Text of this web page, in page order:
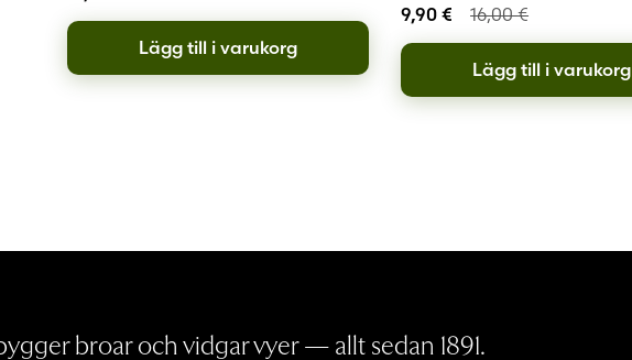
Lägg till i varukorg
9,90€ 16,00€
Lägg till i varukorg
broar och vidgar vyer — allt sedan 1891.